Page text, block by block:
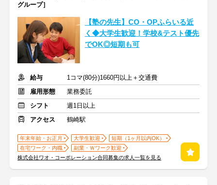
グループ］
【塾の先生】CO・OPふらいる近
く◆大学生歓迎！学校&テスト優先
でOK◎短期も可
給与
1コマ(80分)1660円以上＋交通費
雇用形態
業務委託
シフト
週1日以上
アクセス
鶴崎駅
年末年始・お正月 大学生歓迎
短期（1ヶ月以内OK）
在宅ワーク・内職
副業・Ｗワーク歓迎
株式会社ワオ・コーポレーション合同募集の求人一覧を見る